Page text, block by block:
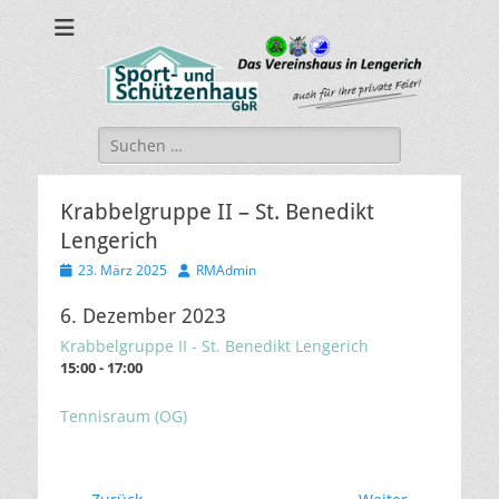
sport-und-
schuetzenhaus.de
Sport- und Schützenhaus GbR
Suche
nach:
Krabbelgruppe II – St. Benedikt
Lengerich
Veröffentlicht
23. März 2025 AutorRMAdmin
6. Dezember 2023
Krabbelgruppe II - St. Benedikt Lengerich
15:00 - 17:00
Tennisraum (OG)